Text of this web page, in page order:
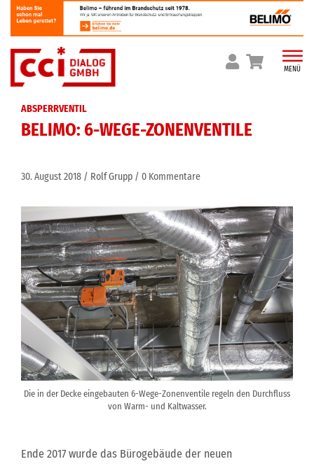
Skip
to
content
MENÜ
ABSPERRVENTIL
BELIMO: 6-WEGE-ZONENVENTILE
30. August 2018 Rolf Grupp 0 Kommentare
Die in der Decke eingebauten 6-Wege-Zonenventile regeln den Durchfluss
von Warm- und Kaltwasser.
Ende 2017 wurde das Bürogebäude der neuen